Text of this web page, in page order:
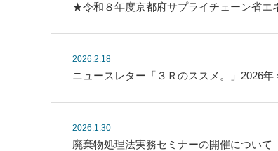
★令和８年度京都府サプライチェーン省
2026.2.18
ニュースレター「３Ｒのススメ。」2026年
2026.1.30
廃棄物処理法実務セミナーの開催について